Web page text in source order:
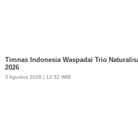
Timnas Indonesia Waspadai Trio
2026
3 Agustus 2026 | 12:32 WIB